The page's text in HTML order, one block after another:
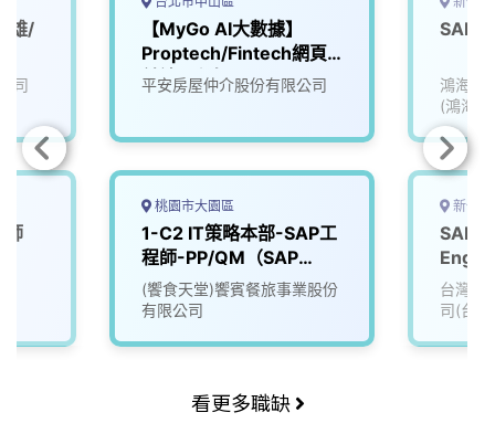
雄/
司
師
【MyGo AI大數據】
Proptech/Fintech網頁
前端工程師
平安房屋仲介股份有限公司
桃園市大園區
1-C2 IT策略本部-SAP工
程師-PP/QM（SAP
Engineer-PP/QM）
(饗食天堂)饗賓餐旅事業股份
有限公司
SAP
鴻海精
(鴻海)
新竹市
SAP
台灣積
司(台
看更多職缺